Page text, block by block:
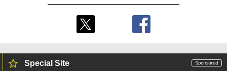
Special Site